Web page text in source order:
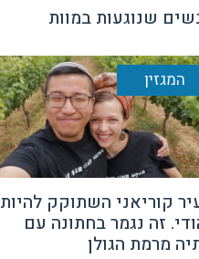
שנוגעות במוות
המגזין
קוריאני השתוקק להיות
זה נגמר בחתונה עם
מרמת הגולן